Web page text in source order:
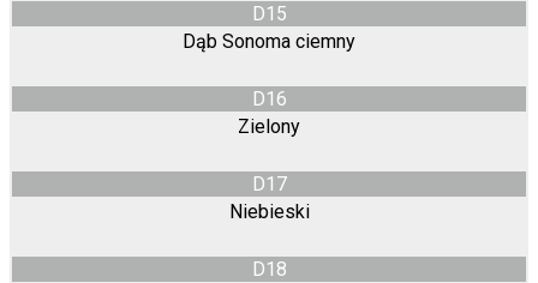
D15
Dąb Sonoma ciemny
D16
Zielony
D17
Niebieski
D18